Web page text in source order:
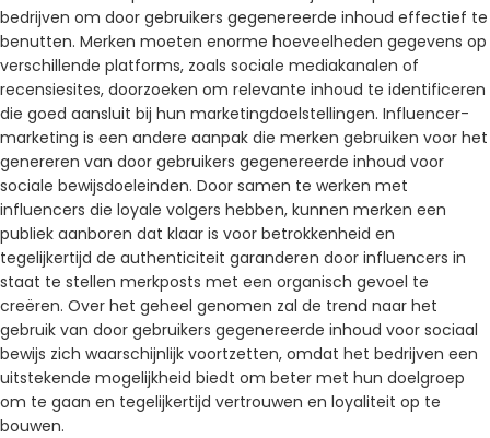
bedrijven om door gebruikers gegenereerde inhoud effectief te
benutten. Merken moeten enorme hoeveelheden gegevens op
verschillende platforms, zoals sociale mediakanalen of
recensiesites, doorzoeken om relevante inhoud te identificeren
die goed aansluit bij hun marketingdoelstellingen. Influencer-
marketing is een andere aanpak die merken gebruiken voor het
genereren van door gebruikers gegenereerde inhoud voor
sociale bewijsdoeleinden. Door samen te werken met
influencers die loyale volgers hebben, kunnen merken een
publiek aanboren dat klaar is voor betrokkenheid en
tegelijkertijd de authenticiteit garanderen door influencers in
staat te stellen merkposts met een organisch gevoel te
creëren. Over het geheel genomen zal de trend naar het
gebruik van door gebruikers gegenereerde inhoud voor sociaal
bewijs zich waarschijnlijk voortzetten, omdat het bedrijven een
uitstekende mogelijkheid biedt om beter met hun doelgroep
om te gaan en tegelijkertijd vertrouwen en loyaliteit op te
bouwen.